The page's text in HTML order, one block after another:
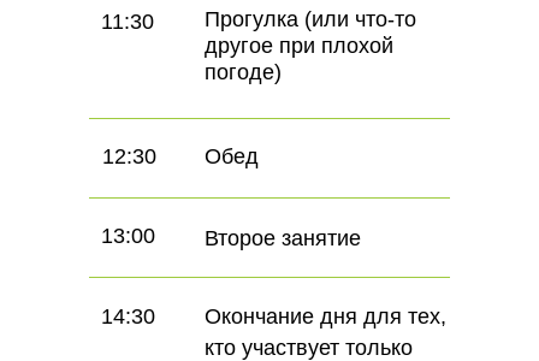
14:30
Окончание дня для тех,
кто участвует только
11:30
Прогулка (или что-то
другое при плохой
погоде)
13:00 Второе занятие
12:30 Обед